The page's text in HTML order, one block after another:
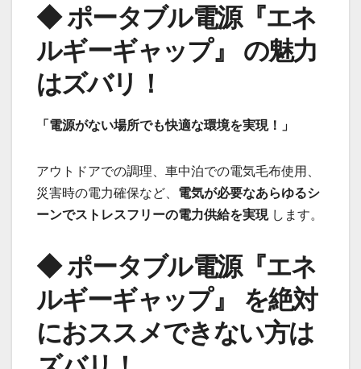
◆ ポータブル電源『エネ
ルギーギャップ』 の魅力
はズバリ！
「電源がない場所でも快適な環境を実現！」
アウトドアでの調理、車中泊での電気毛布使用、
災害時の電力確保など、 電気が必要なあらゆるシ
ーンでストレスフリーの電力供給を実現します。
◆ ポータブル電源『エネ
ルギーギャップ』 を絶対
におススメできない方は